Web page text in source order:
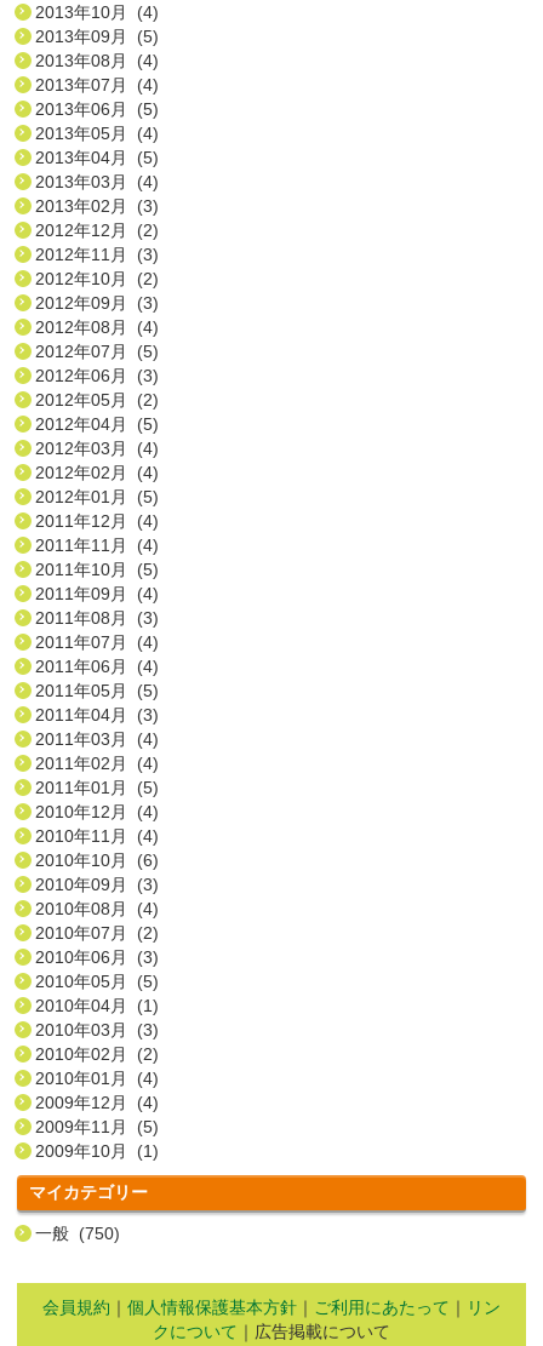
2013年10月 (4)
2013年09月 (5)
2013年08月 (4)
2013年07月 (4)
2013年06月 (5)
2013年05月 (4)
2013年04月 (5)
2013年03月 (4)
2013年02月 (3)
2012年12月 (2)
2012年11月 (3)
2012年10月 (2)
2012年09月 (3)
2012年08月 (4)
2012年07月 (5)
2012年06月 (3)
2012年05月 (2)
2012年04月 (5)
2012年03月 (4)
2012年02月 (4)
2012年01月 (5)
2011年12月 (4)
2011年11月 (4)
2011年10月 (5)
2011年09月 (4)
2011年08月 (3)
2011年07月 (4)
2011年06月 (4)
2011年05月 (5)
2011年04月 (3)
2011年03月 (4)
2011年02月 (4)
2011年01月 (5)
2010年12月 (4)
2010年11月 (4)
2010年10月 (6)
2010年09月 (3)
2010年08月 (4)
2010年07月 (2)
2010年06月 (3)
2010年05月 (5)
2010年04月 (1)
2010年03月 (3)
2010年02月 (2)
2010年01月 (4)
2009年12月 (4)
2009年11月 (5)
2009年10月 (1)
マイカテゴリー
一般 (750)
会員規約 ｜ 個人情報保護基本方針 ｜ ご利用にあたって ｜ リン
クについて ｜広告掲載について